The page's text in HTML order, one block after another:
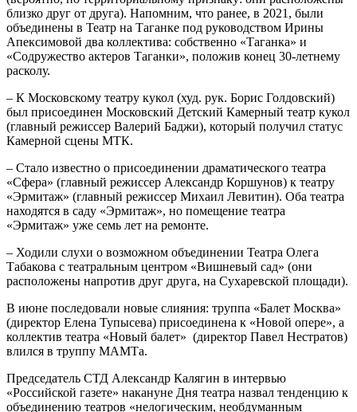
близко друг от друга). Напомним, что ранее, в 2021, были
объединены в Театр на Таганке под руководством Ирины
Апексимовой два коллектива: собственно «Таганка» и
«Содружество актеров Таганки», положив конец 30-летнему
расколу.
– К Московскому театру кукол (худ. рук. Борис Голдовский)
был присоединен Московский Детский Камерный театр кукол
(главный режиссер Валерий Баджи), который получил статус
Камерной сцены МТК.
– Стало известно о присоединении драматического театра
«Сфера» (главный режиссер Александр Коршунов) к театру
«Эрмитаж» (главный режиссер Михаил Левитин). Оба театра
находятся в саду «Эрмитаж», но помещение театра
«Эрмитаж» уже семь лет на ремонте.
– Ходили слухи о возможном объединении Театра Олега
Табакова с театральным центром «Вишневый сад» (они
расположены напротив друг друга, на Сухаревской площади).
В июне последовали новые слияния: труппа «Балет Москва»
(директор Елена Тупысева) присоединена к «Новой опере», а
коллектив театра «Новый балет» (директор Павел Нестратов)
влился в труппу МАМТа.
Председатель СТД Александр Калягин в интервью
«Российской газете» накануне Дня театра назвал тенденцию к
объединению театров «нелогическим, необдуманным